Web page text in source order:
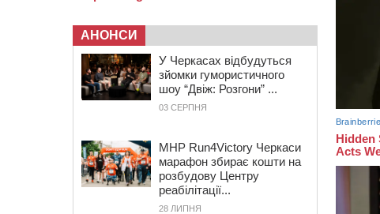
АНОНСИ
У Черкасах відбудуться
зйомки гумористичного
шоу “Двіж: Розгони” ...
03 СЕРПНЯ
MHP Run4Victory Черкаси
марафон збирає кошти на
розбудову Центру
реабілітації...
28 ЛИПНЯ